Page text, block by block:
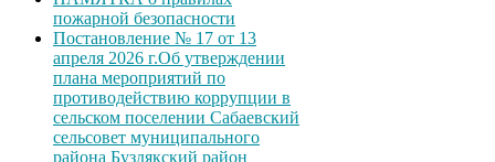
пожарной безопасности
Постановление № 17 от 13
апреля 2026 г.Об утверждении
плана мероприятий по
противодействию коррупции в
сельском поселении Сабаевский
сельсовет муниципального
района Буздякский район